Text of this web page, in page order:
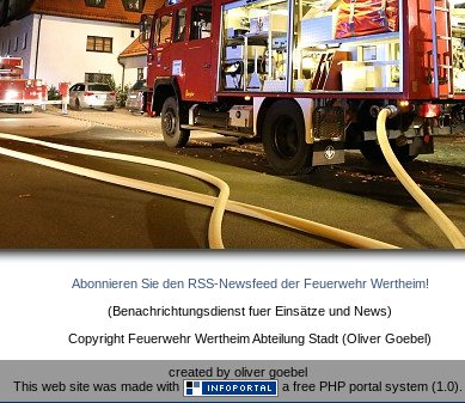
Abonnieren Sie den RSS-Newsfeed der Feuerwehr Wertheim!
(Benachrichtungsdienst fuer Einsätze und News)
Copyright Feuerwehr Wertheim Abteilung Stadt (Oliver Goebel)
created by oliver goebel
This web site was made with
a free PHP portal system (1.0).